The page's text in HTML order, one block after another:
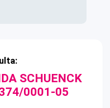
SCHUENCK
0001-05